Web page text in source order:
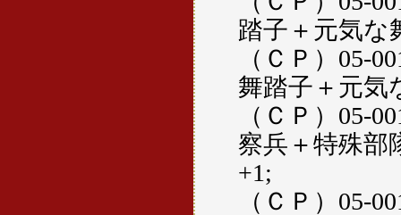
踏子＋元気な
（ＣＰ）05-
舞踏子＋元気
（ＣＰ）05-
察兵＋特殊部
+1;
（ＣＰ）05-